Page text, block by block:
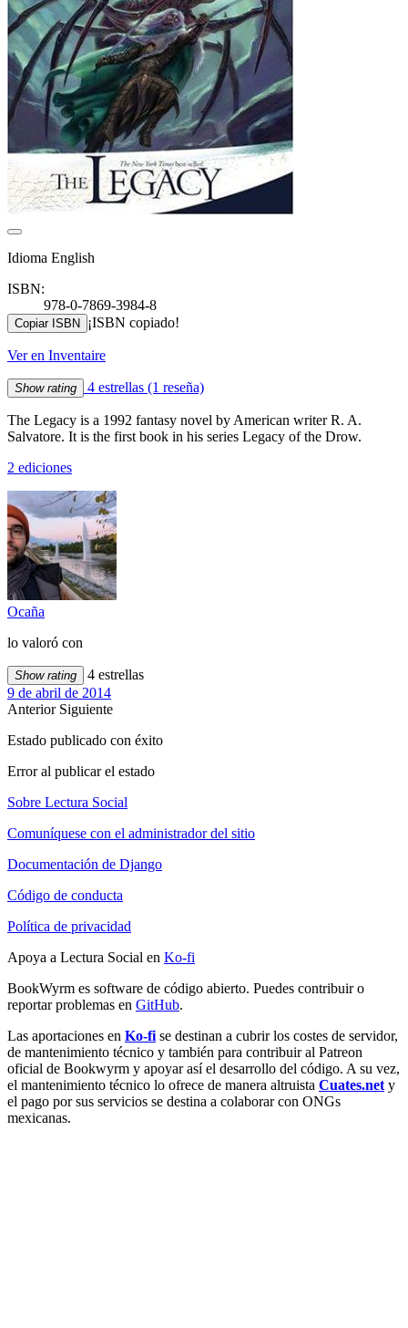
Idioma English
ISBN:
978-0-7869-3984-8
Copiar ISBN ¡ISBN copiado!
Ver en Inventaire
Show rating 4 estrellas (1 reseña)
The Legacy is a 1992 fantasy novel by American writer R. A.
Salvatore. It is the first book in his series Legacy of the Drow.
2 ediciones
Ocaña
lo valoró con
Show rating
4 estrellas
9 de abril de 2014
Anterior Siguiente
Estado publicado con éxito
Error al publicar el estado
Sobre Lectura Social
Comuníquese con el administrador del sitio
Documentación de Django
Código de conducta
Política de privacidad
Apoya a Lectura Social en Ko-fi
BookWyrm es software de código abierto. Puedes contribuir o
reportar problemas en GitHub.
Las aportaciones en Ko-fi se destinan a cubrir los costes de servidor,
de mantenimiento técnico y también para contribuir al Patreon
oficial de Bookwyrm y apoyar así el desarrollo del código. A su vez,
el mantenimiento técnico lo ofrece de manera altruista Cuates.net y
el pago por sus servicios se destina a colaborar con ONGs
mexicanas.